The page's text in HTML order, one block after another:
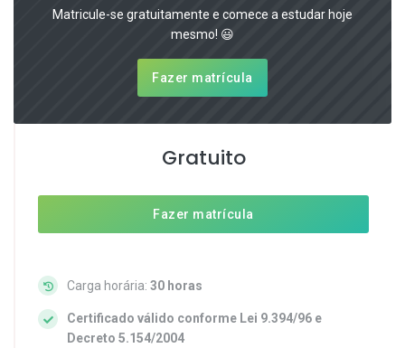
Matricule-se gratuitamente e comece a estudar hoje
mesmo! 😃
Fazer matrícula
Gratuito
Fazer matrícula
Carga horária: 30 horas
Certificado válido conforme Lei 9.394/96 e
Decreto 5.154/2004